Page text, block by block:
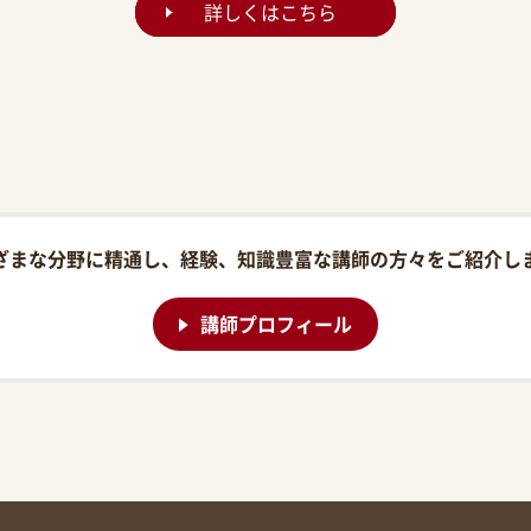
詳しくはこちら
まな分野に精通し、経験、知識豊富な講師の方々をご紹介し
講師プロフィール